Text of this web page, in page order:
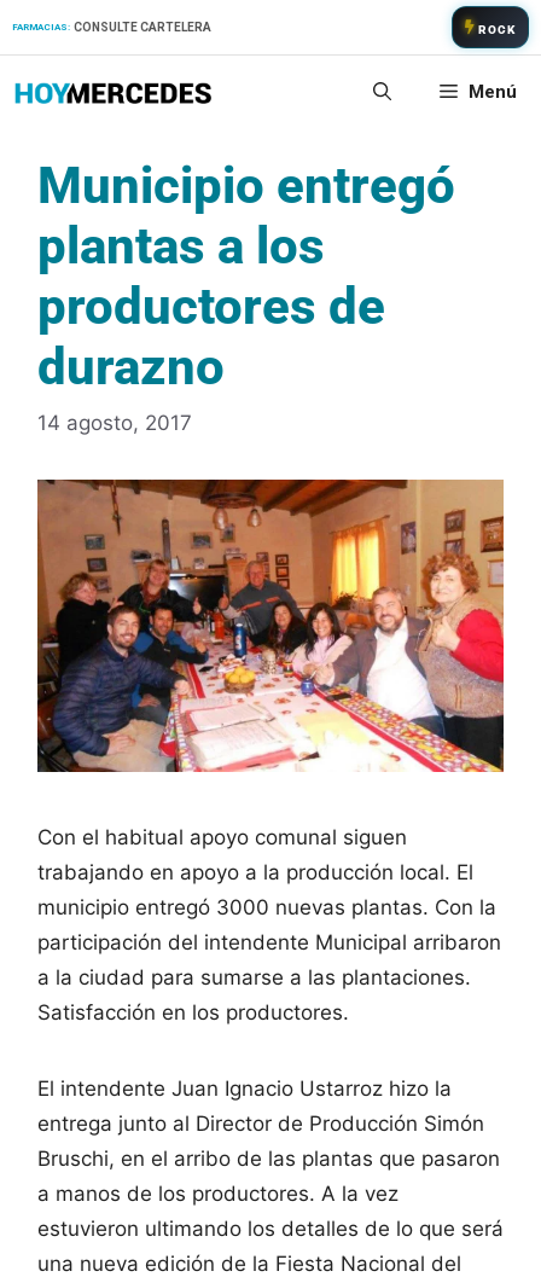
FARMACIAS: CONSULTE CARTELERA ROCK
Menú
Municipio entregó
plantas a los
productores de
durazno
14 agosto, 2017
Con el habitual apoyo comunal siguen
trabajando en apoyo a la producción local. El
municipio entregó 3000 nuevas plantas. Con la
participación del intendente Municipal arribaron
a la ciudad para sumarse a las plantaciones.
Satisfacción en los productores.
El intendente Juan Ignacio Ustarroz hizo la
entrega junto al Director de Producción Simón
Bruschi, en el arribo de las plantas que pasaron
a manos de los productores. A la vez
estuvieron ultimando los detalles de lo que será
una nueva edición de la Fiesta Nacional del